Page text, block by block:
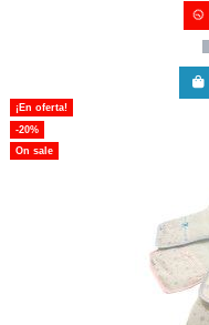
¡En oferta!
-20%
On sale